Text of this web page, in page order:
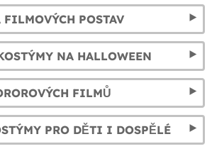
FILMOVÝCH POSTAV
NA HALLOWEEN
FILMŮ
PRO DĚTI I DOSPĚLÉ